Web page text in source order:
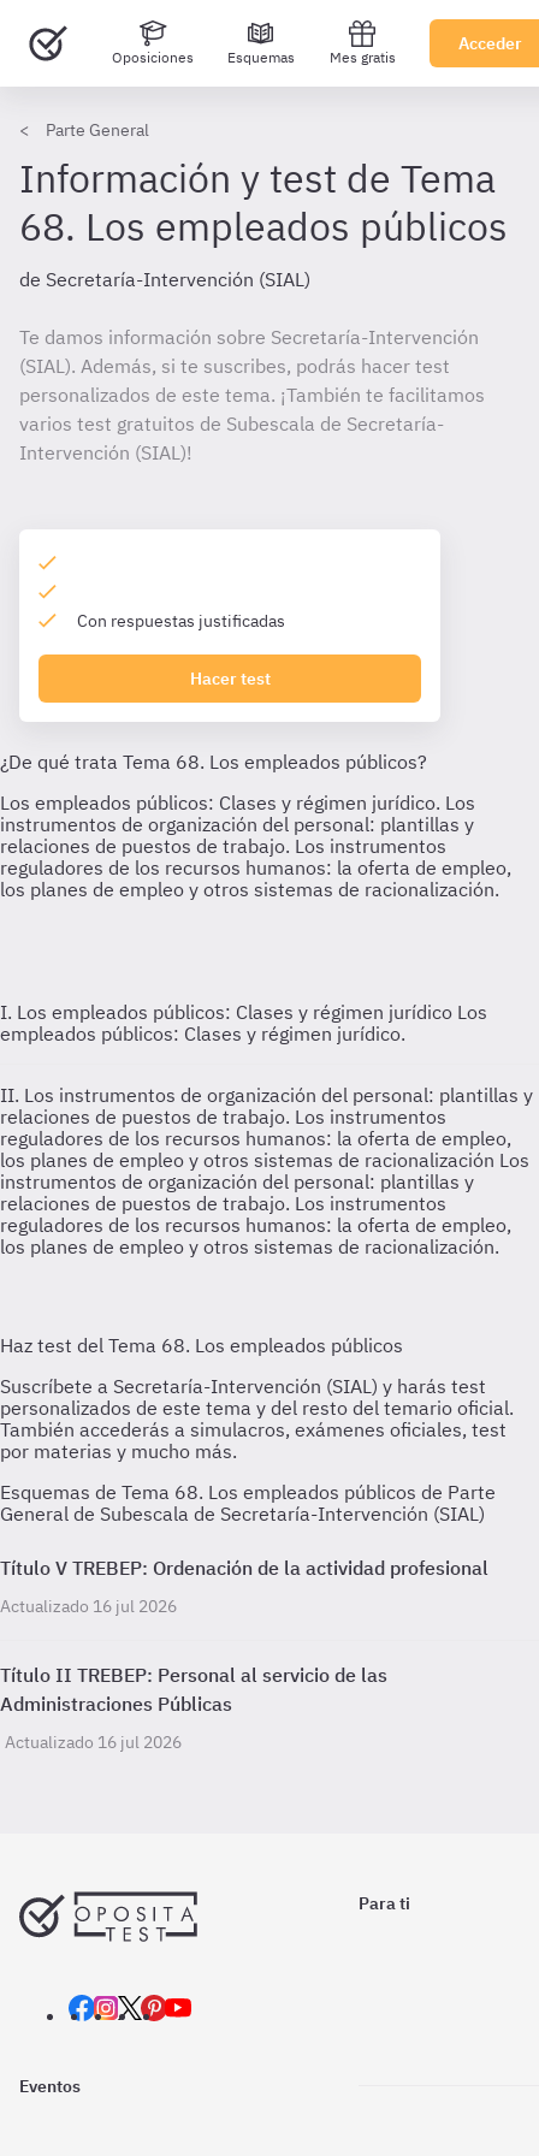
Oposiciones Esquemas Mes gratis
Acceder
Parte General
Información y test de Tema
68. Los empleados públicos
de Secretaría-Intervención (SIAL)
Te damos información sobre Secretaría-Intervención
(SIAL). Además, si te suscribes, podrás hacer test
personalizados de este tema. ¡También te facilitamos
varios test gratuitos de Subescala de Secretaría-
Intervención (SIAL)!
Con respuestas justificadas
Hacer test
I. Los empleados públicos: Clases y régimen jurídico Los
empleados públicos: Clases y régimen jurídico.
II. Los instrumentos de organización del personal: plantillas y
relaciones de puestos de trabajo. Los instrumentos
reguladores de los recursos humanos: la oferta de empleo,
los planes de empleo y otros sistemas de racionalización Los
instrumentos de organización del personal: plantillas y
relaciones de puestos de trabajo. Los instrumentos
reguladores de los recursos humanos: la oferta de empleo,
los planes de empleo y otros sistemas de racionalización.
Esquemas de Tema 68. Los empleados públicos de Parte
General de Subescala de Secretaría-Intervención (SIAL)
Título V TREBEP: Ordenación de la actividad profesional
Actualizado 16 jul 2026
Título II TREBEP: Personal al servicio de las
Administraciones Públicas
Actualizado 16 jul 2026
Para ti
Eventos